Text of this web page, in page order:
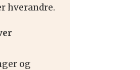
hverandre.
og